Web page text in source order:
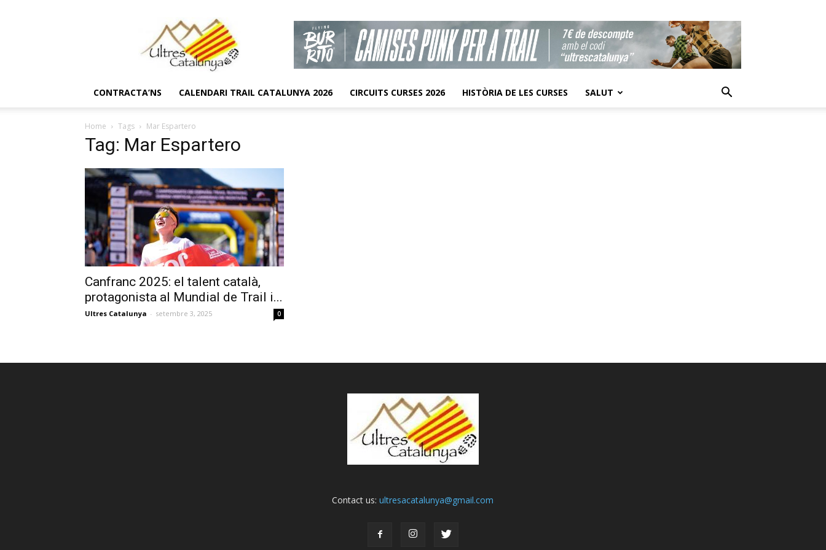
CONTRACTA’NS CALENDARI TRAIL CATALUNYA 2026 CIRCUITS CURSES 2026 HISTÒRIA DE LES CURSES SALUT
Home Tags Mar Espartero
Tag: Mar Espartero
Canfranc 2025: el talent català,
protagonista al Mundial de Trail i...
Ultres Catalunya - setembre 3, 2025 0
Contact us:ultresacatalunya@gmail.com